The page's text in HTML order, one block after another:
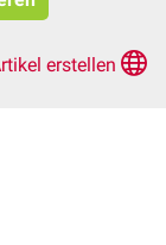
erstellen